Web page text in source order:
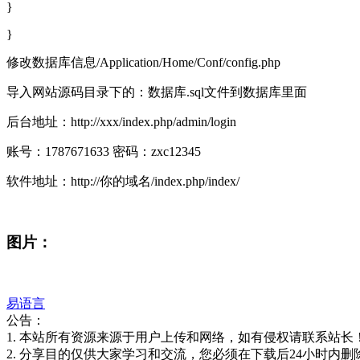
}
}
修改数据库信息/Application/Home/Conf/config.php
导入网站源码目录下的：数据库.sql文件到数据库里面
后台地址：http://xxx/index.php/admin/login
账号：1787671633 密码：zxc12345
软件地址：http://你的域名/index.php/index/
图片：
易语言
公告：
1. 本站所有资源来源于用户上传和网络，如有侵权请联系站长
2. 分享目的仅供大家学习和交流，您必须在下载后24小时内删